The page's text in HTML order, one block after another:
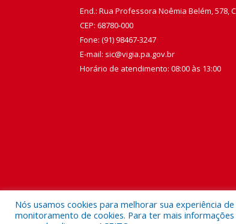
End.: Rua Professora Noêmia Belém, 578,
CEP: 68780-000
Fone: (91) 98467-3247
E-mail: sic@vigia.pa.gov.br
Horário de atendimento: 08:00 às 13:00
Nós usamos cookies para melhorar sua experiência
monitoramento de cookies. Para ter mais